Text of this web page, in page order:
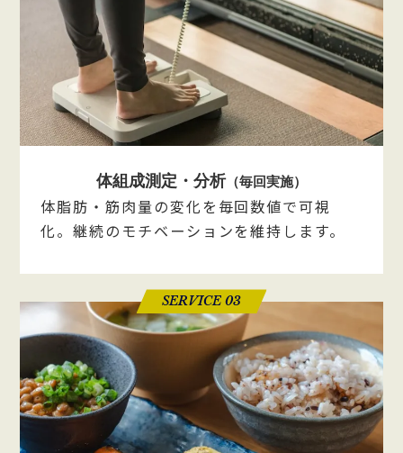
体組成測定・分析（毎回実施）
体脂肪・筋肉量の変化を毎回数値で可視
化。継続のモチベーションを維持します。
SERVICE 03